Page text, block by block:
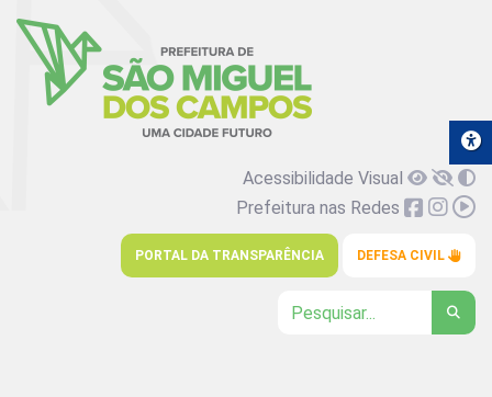
Acessibilidade Visual
Prefeitura nas Redes
PORTAL DA TRANSPARÊNCIA DEFESA CIVIL